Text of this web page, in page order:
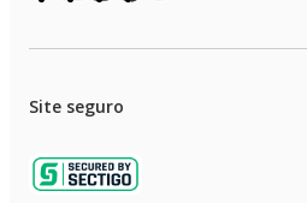
Site seguro